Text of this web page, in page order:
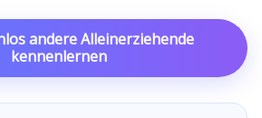
andere Alleinerziehende
kennenlernen